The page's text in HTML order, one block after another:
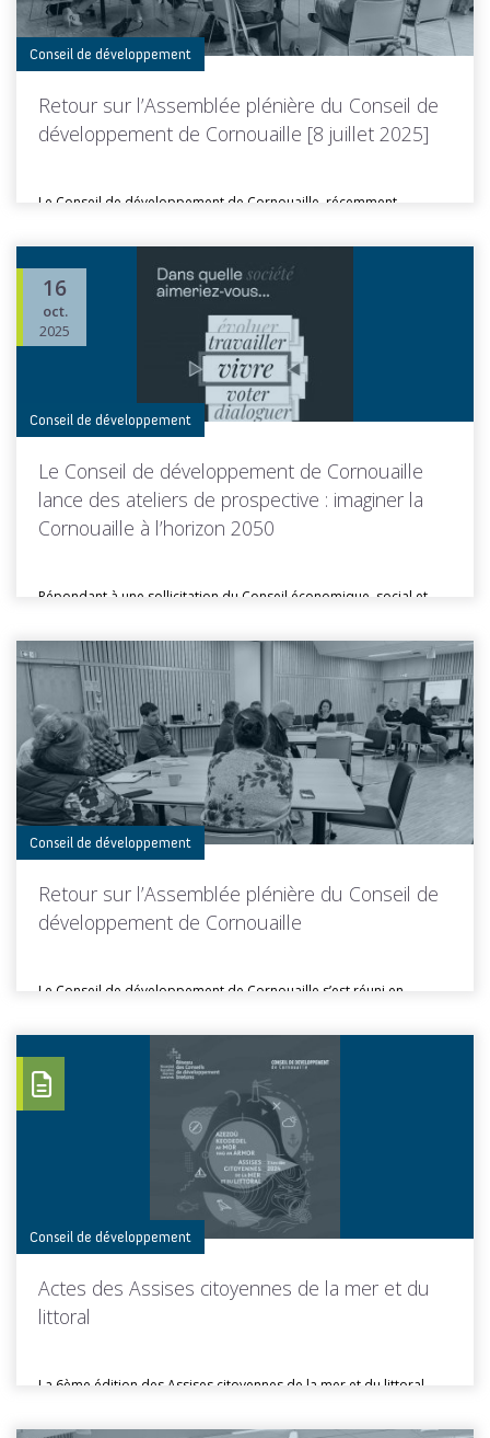
Conseil de développement
Retour sur l’Assemblée plénière du Conseil de
développement de Cornouaille [8 juillet 2025]
Le Conseil de développement de Cornouaille, récemment
Toutes les actus de cette rubrique
16
oct.
2025
Conseil de développement
Le Conseil de développement de Cornouaille
lance des ateliers de prospective : imaginer la
Cornouaille à l’horizon 2050
Répondant à une sollicitation du Conseil économique, social et
Toutes les actus de cette rubrique LIRE LA SUITE
Conseil de développement
Retour sur l’Assemblée plénière du Conseil de
développement de Cornouaille
Le Conseil de développement de Cornouaille s’est réuni en
Toutes les actus de cette rubrique
Conseil de développement
Actes des Assises citoyennes de la mer et du
littoral
La 6ème édition des Assises citoyennes de la mer et du littoral...